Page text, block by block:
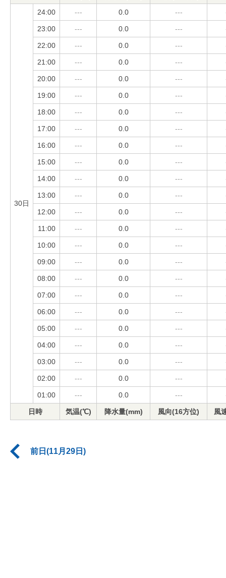
30日
24:00 --- 0.0 ---
23:00 --- 0.0 ---
22:00 --- 0.0 ---
21:00 --- 0.0 ---
20:00 --- 0.0 ---
19:00 --- 0.0 ---
18:00 --- 0.0 ---
17:00 --- 0.0 ---
16:00 --- 0.0 ---
15:00 --- 0.0 ---
14:00 --- 0.0 ---
13:00 --- 0.0 ---
12:00 --- 0.0 ---
11:00 --- 0.0 ---
10:00 --- 0.0 ---
09:00 --- 0.0 ---
08:00 --- 0.0 ---
07:00 --- 0.0 ---
06:00 --- 0.0 ---
05:00 --- 0.0 ---
04:00 --- 0.0 ---
03:00 --- 0.0 ---
02:00 --- 0.0 ---
01:00 --- 0.0 ---
日時 気温(℃) 降水量(mm) 風向(16方位) 風
前日(11月29日)